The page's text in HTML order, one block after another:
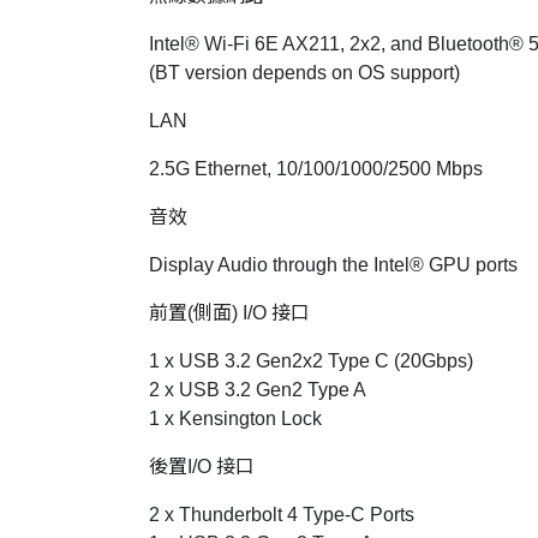
Intel® Wi-Fi 6E AX211, 2x2, and Bluetooth®
(BT version depends on OS support)
LAN
2.5G Ethernet, 10/100/1000/2500 Mbps
音效
Display Audio through the Intel® GPU ports
前置(側面) I/O 接口
1 x USB 3.2 Gen2x2 Type C (20Gbps)
2 x USB 3.2 Gen2 Type A
1 x Kensington Lock
後置I/O 接口
2 x Thunderbolt 4 Type-C Ports